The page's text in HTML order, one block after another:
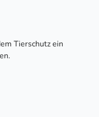
Tierschutz ein